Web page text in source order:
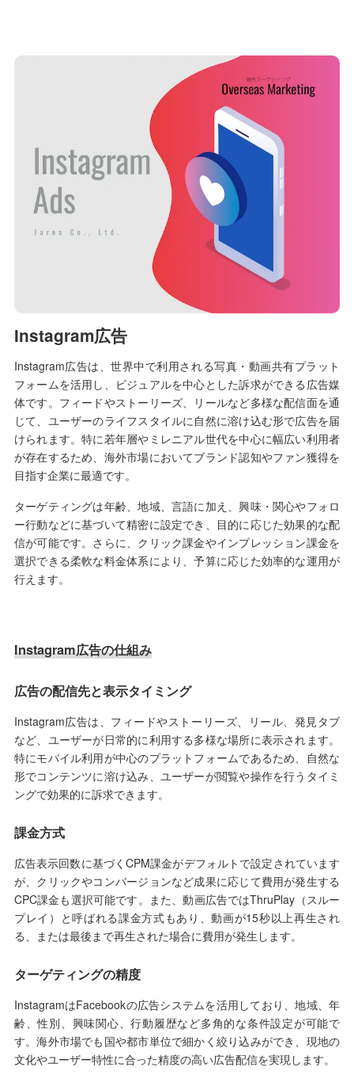
Instagram広告
Instagram広告は、世界中で利用される写真・動画共有プラット
フォームを活用し、ビジュアルを中心とした訴求ができる広告媒
体です。フィードやストーリーズ、リールなど多様な配信面を通
じて、ユーザーのライフスタイルに自然に溶け込む形で広告を届
けられます。特に若年層やミレニアル世代を中心に幅広い利用者
が存在するため、海外市場においてブランド認知やファン獲得を
目指す企業に最適です。
ターゲティングは年齢、地域、言語に加え、興味・関心やフォロ
ー行動などに基づいて精密に設定でき、目的に応じた効果的な配
信が可能です。さらに、クリック課金やインプレッション課金を
選択できる柔軟な料金体系により、予算に応じた効率的な運用が
行えます。
Instagram広告の仕組み
広告の配信先と表示タイミング
Instagram広告は、フィードやストーリーズ、リール、発見タブ
など、ユーザーが日常的に利用する多様な場所に表示されます。
特にモバイル利用が中心のプラットフォームであるため、自然な
形でコンテンツに溶け込み、ユーザーが閲覧や操作を行うタイミ
ングで効果的に訴求できます。
課金方式
広告表示回数に基づくCPM課金がデフォルトで設定されています
が、クリックやコンバージョンなど成果に応じて費用が発生する
CPC課金も選択可能です。また、動画広告ではThruPlay（スルー
プレイ）と呼ばれる課金方式もあり、動画が15秒以上再生され
る、または最後まで再生された場合に費用が発生します。
ターゲティングの精度
InstagramはFacebookの広告システムを活用しており、地域、年
齢、性別、興味関心、行動履歴など多角的な条件設定が可能で
す。海外市場でも国や都市単位で細かく絞り込みができ、現地の
文化やユーザー特性に合った精度の高い広告配信を実現します。